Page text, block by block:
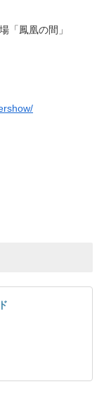
「鳳凰の間」